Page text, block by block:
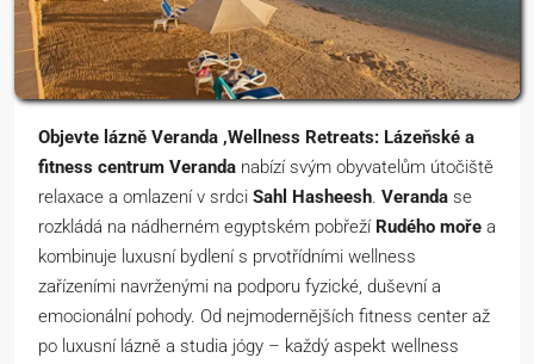
Objevte lázně Veranda ,Wellness Retreats: Lázeňské a
fitness centrum Veranda nabízí svým obyvatelům útočiště
relaxace a omlazení v srdci Sahl Hasheesh. Veranda se
rozkládá na nádherném egyptském pobřeží Rudého moře a
kombinuje luxusní bydlení s prvotřídními wellness
zařízeními navrženými na podporu fyzické, duševní a
emocionální pohody. Od nejmodernějších fitness center až
po luxusní lázně a studia jógy – každý aspekt wellness